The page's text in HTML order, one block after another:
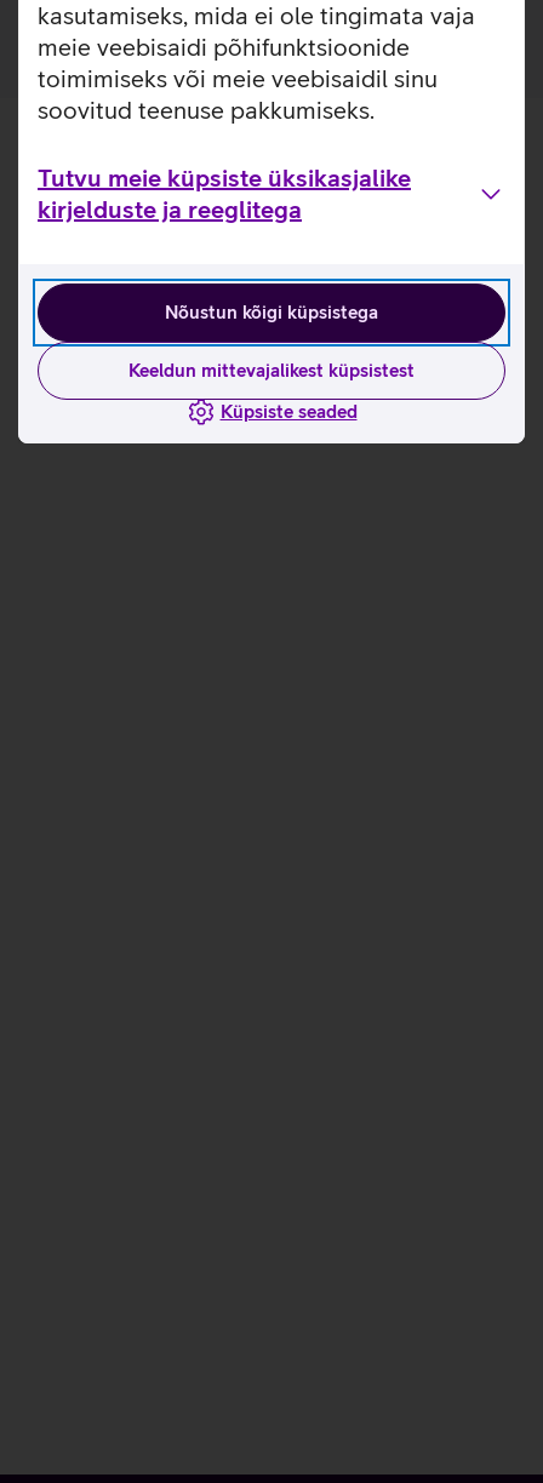
kasutamiseks, mida ei ole tingimata vaja
meie veebisaidi põhifunktsioonide
toimimiseks või meie veebisaidil sinu
soovitud teenuse pakkumiseks.
Tutvu meie küpsiste üksikasjalike
kirjelduste ja reeglitega
Nõustun kõigi küpsistega
Keeldun mittevajalikest küpsistest
Küpsiste seaded